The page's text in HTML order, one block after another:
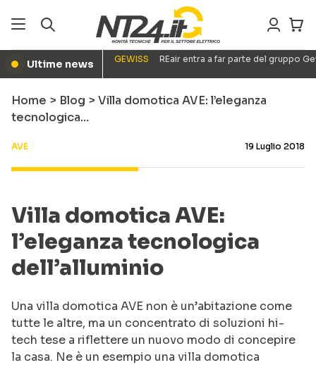
● Ultime news GEWISS REair entra a far parte del gruppo
Home > Blog > Villa domotica AVE: l’eleganza
tecnologica…
AVE 19 Luglio 2018
Villa domotica AVE:
l’eleganza tecnologica
dell’alluminio
Una villa domotica AVE non è un’abitazione come
tutte le altre, ma un concentrato di soluzioni hi-
tech tese a riflettere un nuovo modo di concepire
la casa. Ne è un esempio una villa domotica